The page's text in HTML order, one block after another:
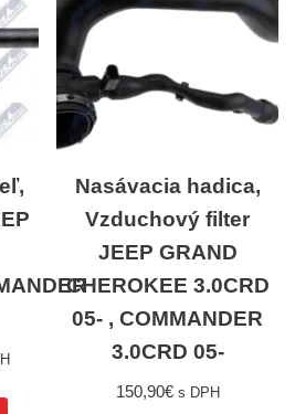
Nasávacia hadica,
Vzduchový filter
JEEP GRAND
CHEROKEE 3.0CRD
05- , COMMANDER
3.0CRD 05-
150,90€ s DPH